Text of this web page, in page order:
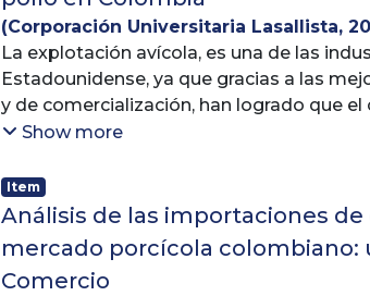
compra por parte de las
requisitos por parte de los pescadores y
comercialización. Se evidenció que los
comercializadoras y que estos cumplen
calidad, precio y cumplimiento. Se
son productos que provienen de pesca
compensado vía aérea, la
agregado a los productos y establecer
(Corporación Universitaria Lasallista,
La explotación avícola, es una de las
Estadounidense, ya que gracias a las
y de comercialización, han logrado que
aumento significativo en el consumo a lo
precios de venta del pollo, en el cual el
cuando éste llega a Colombia. Por la
estrategias económicas, políticas, de
enfrentar el reto que ofrece el tratado de
Show more
Item
Análisis de las importaciones
mercado porcícola colombiano:
Comercio